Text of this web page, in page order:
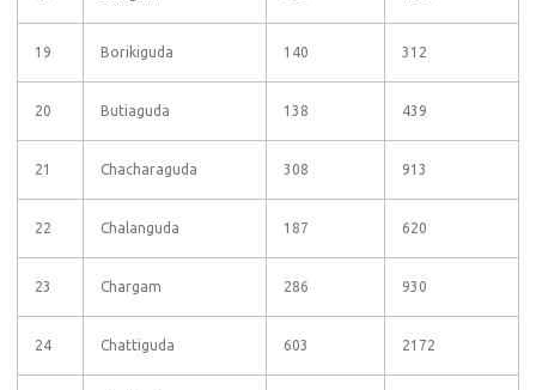
19 Borikiguda 140 312
20 Butiaguda 138 439
21 Chacharaguda 308 913
22 Chalanguda 187 620
23 Chargam 286 930
24 Chattiguda 603 2172